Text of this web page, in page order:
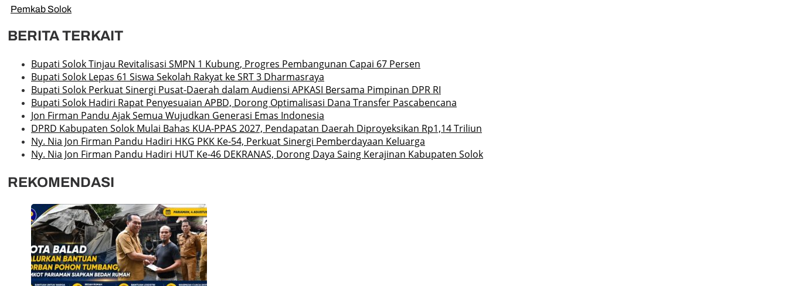
Pemkab Solok
BERITA TERKAIT
Bupati Solok Tinjau Revitalisasi SMPN 1 Kubung, Progres Pembangunan Capai 67 Persen
Bupati Solok Lepas 61 Siswa Sekolah Rakyat ke SRT 3 Dharmasraya
Bupati Solok Perkuat Sinergi Pusat-Daerah dalam Audiensi APKASI Bersama Pimpinan DPR RI
Bupati Solok Hadiri Rapat Penyesuaian APBD, Dorong Optimalisasi Dana Transfer Pascabencana
Jon Firman Pandu Ajak Semua Wujudkan Generasi Emas Indonesia
DPRD Kabupaten Solok Mulai Bahas KUA-PPAS 2027, Pendapatan Daerah Diproyeksikan Rp1,14 Triliun
Ny. Nia Jon Firman Pandu Hadiri HKG PKK Ke-54, Perkuat Sinergi Pemberdayaan Keluarga
Ny. Nia Jon Firman Pandu Hadiri HUT Ke-46 DEKRANAS, Dorong Daya Saing Kerajinan Kabupaten Solok
REKOMENDASI